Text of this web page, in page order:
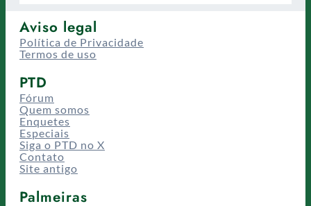
Aviso legal
Política de Privacidade
Termos de uso
PTD
Fórum
Quem somos
Enquetes
Especiais
Siga o PTD no X
Contato
Site antigo
Palmeiras